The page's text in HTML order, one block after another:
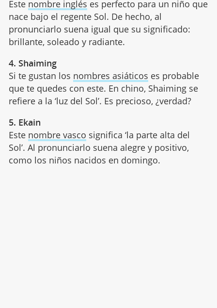
Este nombre inglés es perfecto para un niño que
nace bajo el regente Sol. De hecho, al
pronunciarlo suena igual que su significado:
brillante, soleado y radiante.
4. Shaiming
Si te gustan los nombres asiáticos es probable
que te quedes con este. En chino, Shaiming se
refiere a la ‘luz del Sol’. Es precioso, ¿verdad?
5. Ekain
Este nombre vasco significa ‘la parte alta del
Sol’. Al pronunciarlo suena alegre y positivo,
como los niños nacidos en domingo.